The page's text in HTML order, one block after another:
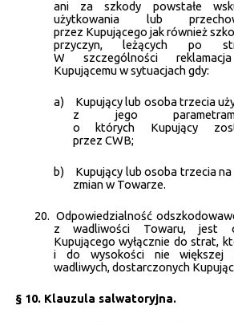
ani za szkody powstałe
użytkowania lub
przez Kupującego jak również
przyczyn, leżących po
W szczególności
Kupującemu w sytuacjach gdy:
a)
Kupujący lub osoba trzecia
z jego parametrami
o których Kupujący
przez CWB;
b)
Kupujący lub osoba trzecia
zmian w Towarze.
20. Odpowiedzialność
z wadliwości Towaru, jest
Kupującego wyłącznie do strat,
i do wysokości nie większej
wadliwych, dostarczonych
§ 10. Klauzula salwatoryjna.